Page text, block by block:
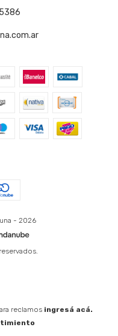
- 2026
reclamos ingresá acá.